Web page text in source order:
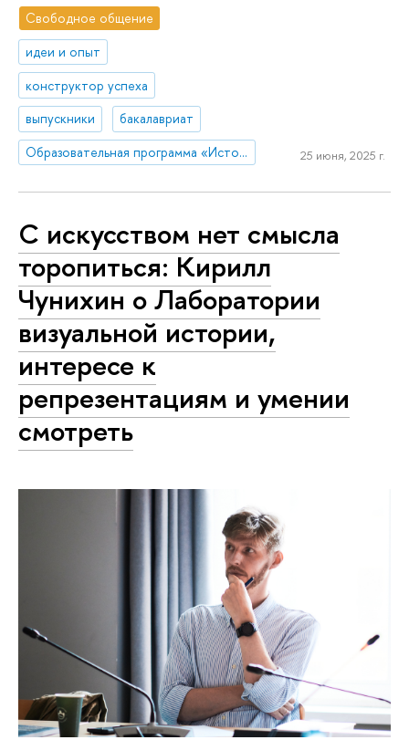
Свободное общение
идеи и опыт
конструктор успеха
выпускники
бакалавриат
Образовательная программа «История»
25 июня, 2025 г.
С искусством нет смысла
торопиться: Кирилл
Чунихин о Лаборатории
визуальной истории,
интересе к
репрезентациям и умении
смотреть